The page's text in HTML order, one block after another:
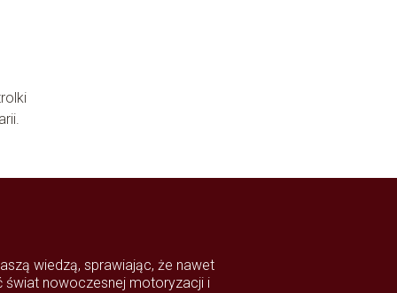
wiedzą, sprawiając, że nawet
świat nowoczesnej motoryzacji i